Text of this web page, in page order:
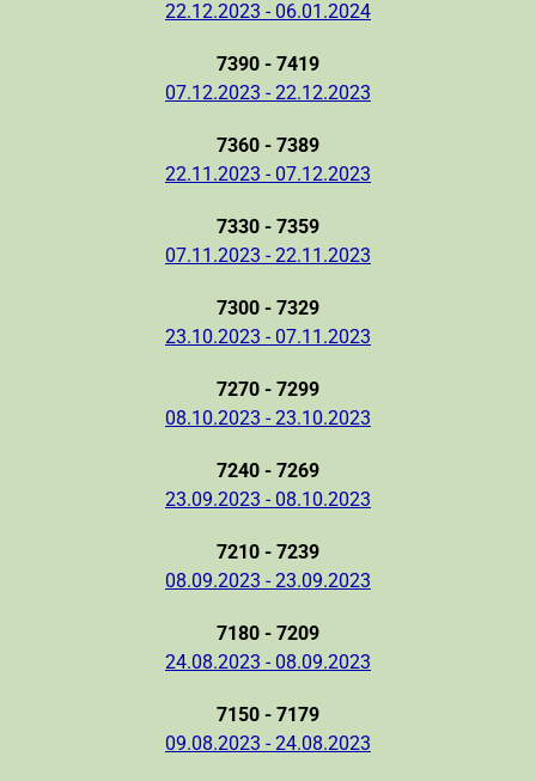
22.12.2023 - 06.01.2024
7390 - 7419
07.12.2023 - 22.12.2023
7360 - 7389
22.11.2023 - 07.12.2023
7330 - 7359
07.11.2023 - 22.11.2023
7300 - 7329
23.10.2023 - 07.11.2023
7270 - 7299
08.10.2023 - 23.10.2023
7240 - 7269
23.09.2023 - 08.10.2023
7210 - 7239
08.09.2023 - 23.09.2023
7180 - 7209
24.08.2023 - 08.09.2023
7150 - 7179
09.08.2023 - 24.08.2023